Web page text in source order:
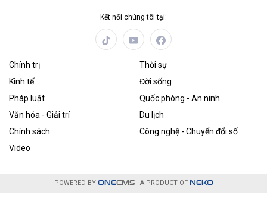
Kết nối chúng tôi tại:
Chính trị
Thời sự
Kinh tế
Đời sống
Pháp luật
Quốc phòng - An ninh
Văn hóa - Giải trí
Du lịch
Chính sách
Công nghệ - Chuyển đổi số
Video
POWERED BY ONECMS- A PRODUCT OF NEKO